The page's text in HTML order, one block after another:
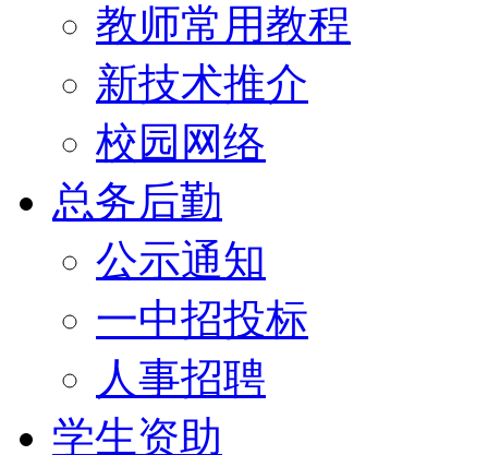
教师常用教程
新技术推介
校园网络
总务后勤
公示通知
一中招投标
人事招聘
学生资助